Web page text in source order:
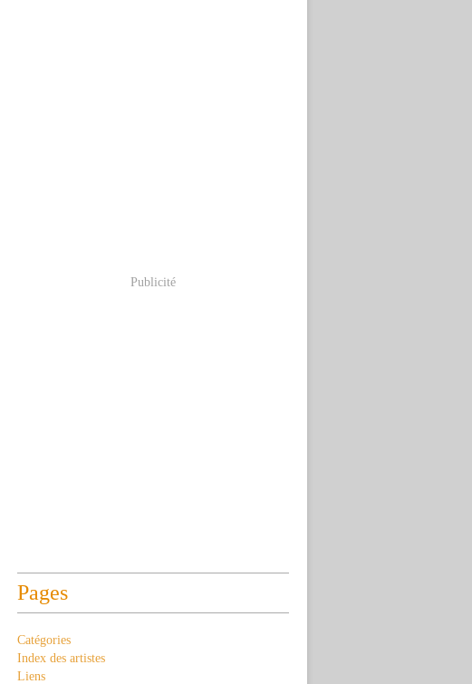
Publicité
Pages
Catégories
Index des artistes
Liens